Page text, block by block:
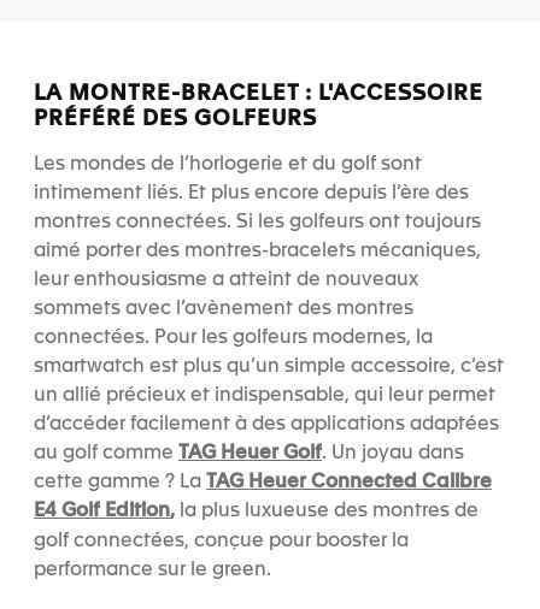
LA MONTRE-BRACELET : L'ACCESSOIRE
PRÉFÉRÉ DES GOLFEURS
Les mondes de l’horlogerie et du golf sont
intimement liés. Et plus encore depuis l’ère des
montres connectées. Si les golfeurs ont toujours
aimé porter des montres-bracelets mécaniques,
leur enthousiasme a atteint de nouveaux
sommets avec l’avènement des montres
connectées. Pour les golfeurs modernes, la
smartwatch est plus qu’un simple accessoire, c’est
un allié précieux et indispensable, qui leur permet
d’accéder facilement à des applications adaptées
au golf comme
TAG Heuer Golf. Un joyau dans
cette gamme ? La
TAG Heuer Connected Calibre
E4 Golf Edition, la plus luxueuse des montres de
golf connectées, conçue pour booster la
performance sur le green.